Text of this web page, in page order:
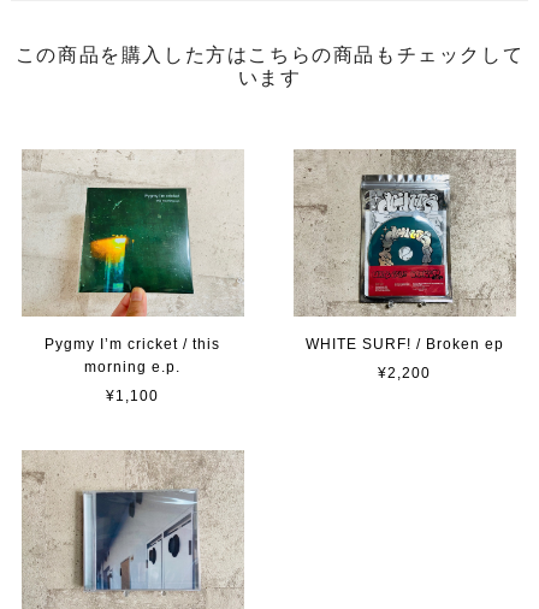
この商品を購入した方はこちらの商品もチェックして
います
Pygmy I’m cricket / this
morning e.p.
¥1,100
WHITE SURF! / Broken ep
¥2,200